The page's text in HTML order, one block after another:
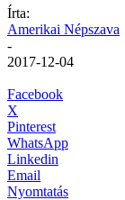
Írta:
Amerikai Népszava
-
2017-12-04
Facebook
X
Pinterest
WhatsApp
Linkedin
Email
Nyomtatás